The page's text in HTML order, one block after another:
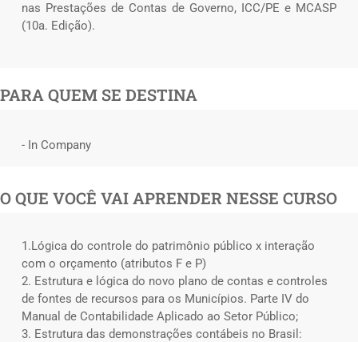
nas Prestações de Contas de Governo, ICC/PE e MCASP
(10a. Edição).
PARA QUEM SE DESTINA
- In Company
O QUE VOCÊ VAI APRENDER NESSE CURSO
1.Lógica do controle do patrimônio público x interação
com o orçamento (atributos F e P)
2. Estrutura e lógica do novo plano de contas e controles
de fontes de recursos para os Municípios. Parte IV do
Manual de Contabilidade Aplicado ao Setor Público;
3. Estrutura das demonstrações contábeis no Brasil: